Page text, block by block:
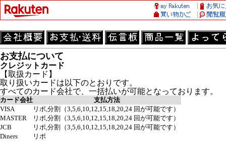
お支払について
クレジットカード
【取扱カード】
取り扱いカードは以下のとおりです。
すべてのカード会社で、一括払いが可能となっております。
カード会社
支払方法
VISA
リボ,分割（3,5,6,10,12,15,18,20,24 回が可能です）
MASTER
リボ,分割（3,5,6,10,12,15,18,20,24 回が可能です）
JCB
リボ,分割（3,5,6,10,12,15,18,20,24 回が可能です）
Diners
リボ